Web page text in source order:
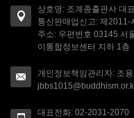
상호명: 조계종출판사 대
통신판매업신고: 제2011-
주소: 우편번호 03145 서
이통합정보센터 지하 1층
개인정보책임관리자: 조용
대표전화: 02-2031-2070